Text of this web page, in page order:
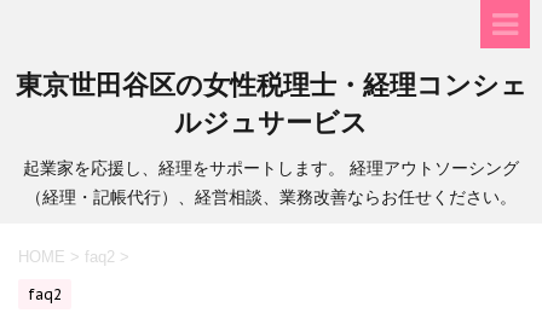
東京世田谷区の女性税理士・経理コンシェ
ルジュサービス
起業家を応援し、経理をサポートします。 経理アウトソーシング
（経理・記帳代行）、経営相談、業務改善ならお任せください。
HOME > faq2 >
faq2